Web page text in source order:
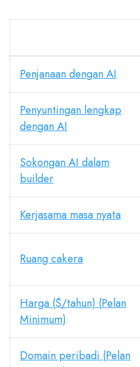
Penjanaan dengan AI
Penyuntingan lengkap
dengan AI
Sokongan AI dalam
builder
Kerjasama masa nyata
Ruang cakera
Harga ($/tahun) (Pelan
Minimum)
Domain peribadi (Pelan